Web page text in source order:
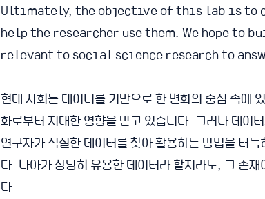
Ultimately, the objective of this lab is to
help the researcher use them. We hope to
relevant to social science research to
현대 사회는 데이터를 기반으로 한 변화의 중심 속에
화로부터 지대한 영향을 받고 있습니다. 그러나 데이
연구자가 적절한 데이터를 찾아 활용하는 방법을 터
다. 나아가 상당히 유용한 데이터라 할지라도, 그 존
다.